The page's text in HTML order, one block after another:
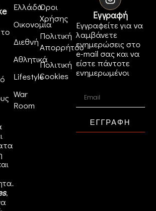
,
Ελλάδα
Οικονομία
Διεθνή
Αθλητικά
Lifestyle
War
Room
Όροι
Χρήσης
Πολιτική
Απορρήτου
Πολιτική
Cookies
Εγγραφή
Εγγραφείτε για να
λαμβάνετε
ενημερώσεις στο
e-mail σας και να
είστε πάντοτε
ενημερωμένοι
ΕΓΓΡΑΦΗ